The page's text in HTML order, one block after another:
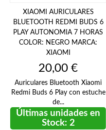
XIAOMI AURICULARES
BLUETOOTH REDMI BUDS 6
PLAY AUTONOMIA 7 HORAS
COLOR: NEGRO MARCA:
XIAOMI
Precio
20,00 €
Auriculares Bluetooth Xiaomi
Redmi Buds 6 Play con estuche
de...
Últimas unidades en
Stock: 2